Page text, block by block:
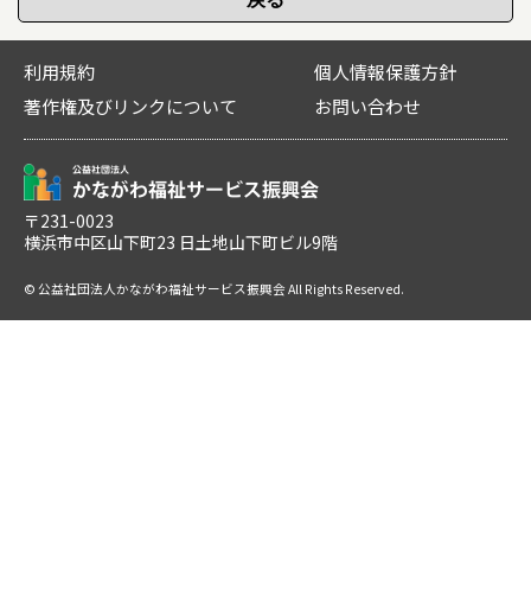
利用規約
個人情報保護方針
著作権及びリンクについて
お問い合わせ
〒231-0023
横浜市中区山下町23 日土地山下町ビル9階
© 公益社団法人かながわ福祉サービス振興会 All Rights Reserved.